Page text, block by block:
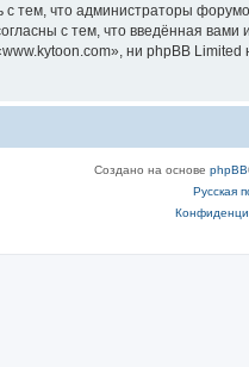
тем, что администраторы
с тем, что введённая
ни phpBB Limited
Создано на основе phpBB
Русская